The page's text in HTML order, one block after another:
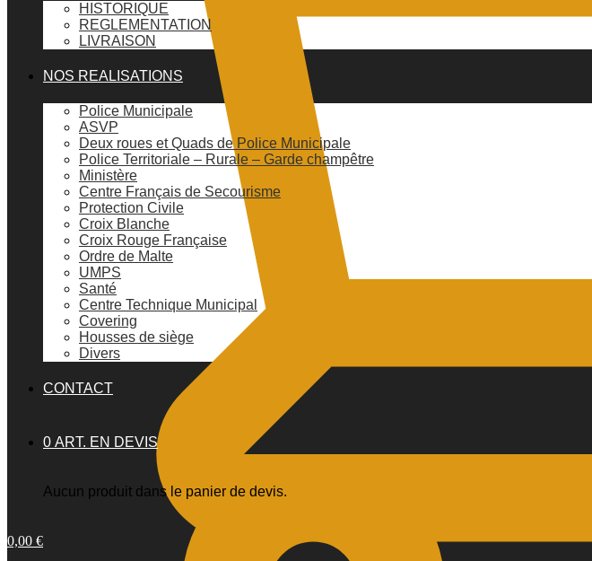
HISTORIQUE
REGLEMENTATION
LIVRAISON
NOS REALISATIONS
Police Municipale
ASVP
Deux roues et Quads de Police Municipale
Police Territoriale – Rurale – Garde champêtre
Ministère
Centre Français de Secourisme
Protection Civile
Croix Blanche
Croix Rouge Française
Ordre de Malte
UMPS
Santé
Centre Technique Municipal
Covering
Housses de siège
Divers
CONTACT
0 ART. EN DEVIS
Aucun produit dans le panier de devis.
0,00 €